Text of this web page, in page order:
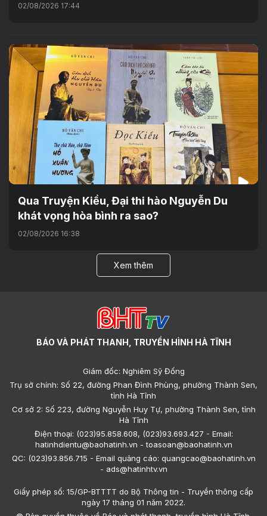
02/08/2026 17:44
Qua Truyện Kiều, Đại thi hào Nguyễn Du
khát vọng hòa bình ra sao?
02/08/2026 16:38
Xem thêm
BÁO VÀ PHÁT THANH, TRUYỀN HÌNH HÀ TĨNH
Giám đốc: Nghiêm Sỹ Đống
Trụ sở chính: Số 22, đường Phan Đình Phùng, phường Thành Sen,
tỉnh Hà Tĩnh
Cơ sở 2: Số 223, đường Nguyễn Huy Tự, phường Thành Sen, tỉnh
Hà Tĩnh
Điện thoại: (023)95.858.608, (023)93.693.427 - Email:
hatinhdientu@baohatinh.vn - toasoan@baohatinh.vn
QC: (023)93.856.715 - Email quảng cáo: quangcao@baohatinh.vn
- ads@hatinhtv.vn
Giấy phép số: 15/GP-BTTTT do Bộ Thông tin - Truyền thông cấp
ngày 17 tháng 01 năm 2022.